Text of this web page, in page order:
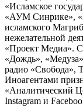
«Исламское
«АУМ Синрике»,
исламского
нежелательной
«Проект Медиа».
«Дождь»,
радио «Свобода»,
Иноагентами
«Аналитический
Instagram и